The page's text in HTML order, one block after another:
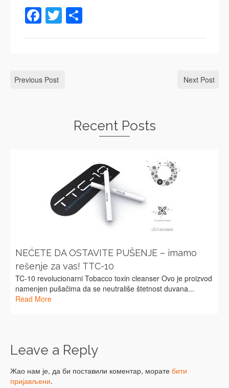
Facebook
Twitter
Previous Post Next Post
Recent Posts
NEĆETE DA OSTAVITE PUŠENJE – imamo
rešenje za vas! TTC-10
TC-10 revolucionarni Tobacco toxin cleanser Ovo je proizvod
namenjen pušačima da se neutrališe štetnost duvana...
Read More
Leave a Reply
Жао нам је, да би поставили коментар, морате бити
пријављени.